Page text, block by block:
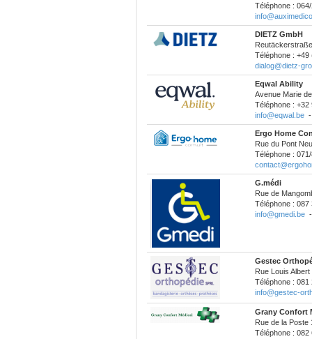
Téléphone :
DIETZ GmbH
Téléphone : +49
dialog@dietz-
Eqwal Ability
Avenue Marie
Téléphone : +32
info@eqwal.be
Ergo Home
Rue du Pont
Téléphone :
G.médi
Rue de
Téléphone : 087
info@gmedi.be
Gestec
Rue Louis
Téléphone : 081
info@gestec-
Grany Confort
Rue de la Poste
Téléphone : 082